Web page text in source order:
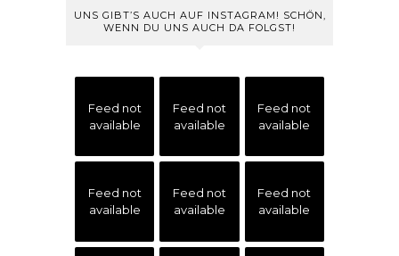
UNS GIBT’S AUCH AUF INSTAGRAM! SCHÖN,
WENN DU UNS AUCH DA FOLGST!
Feed not
available
Feed not
available
Feed not
available
Feed not
available
Feed not
available
Feed not
available